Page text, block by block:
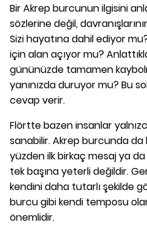
Bir Akrep burcunun ilgisini
sözlerine değil,
Sizi hayatına dahil ediyor
için alan açıyor mu?
gününüzde tamamen
yanınızda duruyor mu? Bu
cevap verir.
Flörtte bazen insanlar
sanabilir. Akrep burcunda da
yüzden ilk birkaç mesaj ya
tek başına yeterli değildir.
kendini daha tutarlı şekilde
burcu gibi kendi temposu
önemlidir.